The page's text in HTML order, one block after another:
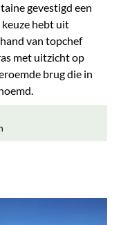
gevestigd een
hebt uit
van topchef
met uitzicht op
brug die in